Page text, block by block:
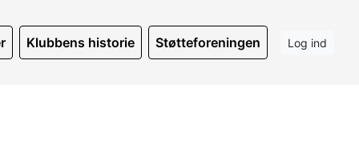
Klubbens historie Støtteforeningen Log ind